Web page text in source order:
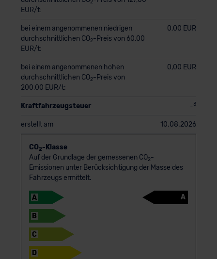
2
EUR/t:
bei einem angenommenen niedrigen
durchschnittlichen CO2-Preis von 60,00
EUR/t:
0,00 EUR
bei einem angenommenen hohen
durchschnittlichen CO2-Preis von
200,00 EUR/t:
0,00 EUR
Kraftfahrzeugsteuer -3
erstellt am 10.08.2026
CO2-Klasse
Auf der Grundlage der gemessenen CO2-
Emissionen unter Berücksichtigung der Masse des
Fahrzeugs ermittelt.
A
B
C
D
A